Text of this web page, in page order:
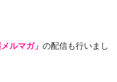
ルマガ」 の配信も行いまし